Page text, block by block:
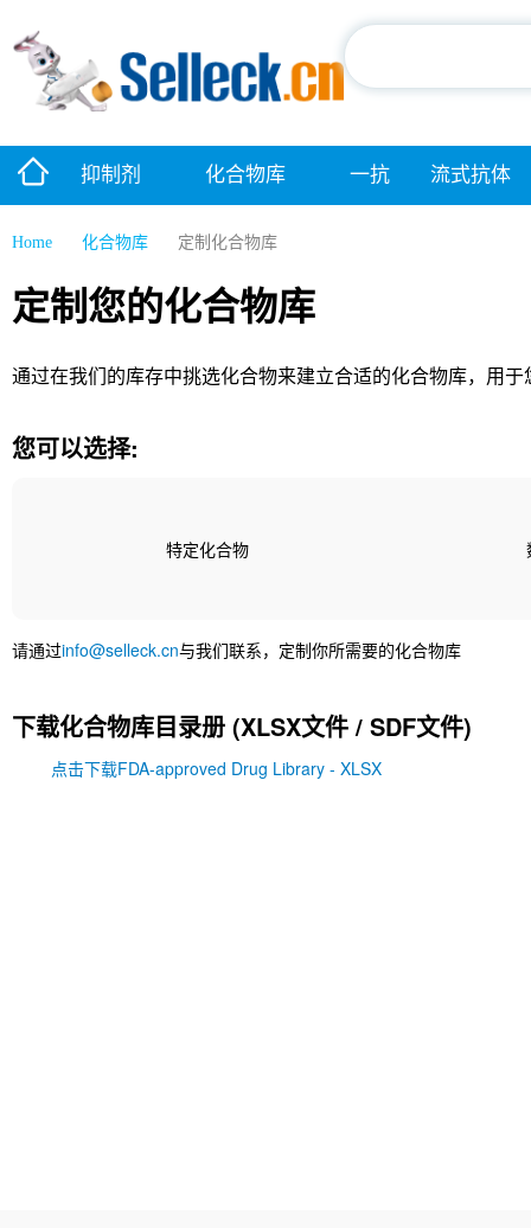
抑制剂 化合物库 一抗 流式抗体
Home 化合物库 定制化合物库
定制您的化合物库
通过在我们的库存中挑选化合物来建立合适的化合物库，用于
您可以选择:
特定化合物
请通过info@selleck.cn与我们联系，定制你所需要的化合物库
下载化合物库目录册 (XLSX文件 / SDF文件)
点击下载FDA-approved Drug Library - XLSX